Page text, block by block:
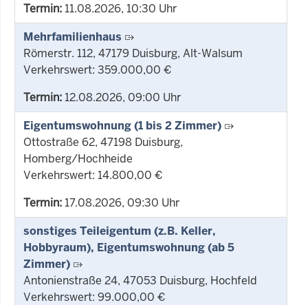
Termin:11.08.2026, 10:30 Uhr
Mehrfamilienhaus
Römerstr. 112, 47179 Duisburg, Alt-Walsum
Verkehrswert: 359.000,00 €
Termin:12.08.2026, 09:00 Uhr
Eigentumswohnung (1 bis 2 Zimmer)
Ottostraße 62, 47198 Duisburg,
Homberg/Hochheide
Verkehrswert: 14.800,00 €
Termin:17.08.2026, 09:30 Uhr
sonstiges Teileigentum (z.B. Keller,
Hobbyraum), Eigentumswohnung (ab 5
Zimmer)
Antonienstraße 24, 47053 Duisburg, Hochfeld
Verkehrswert: 99.000,00 €